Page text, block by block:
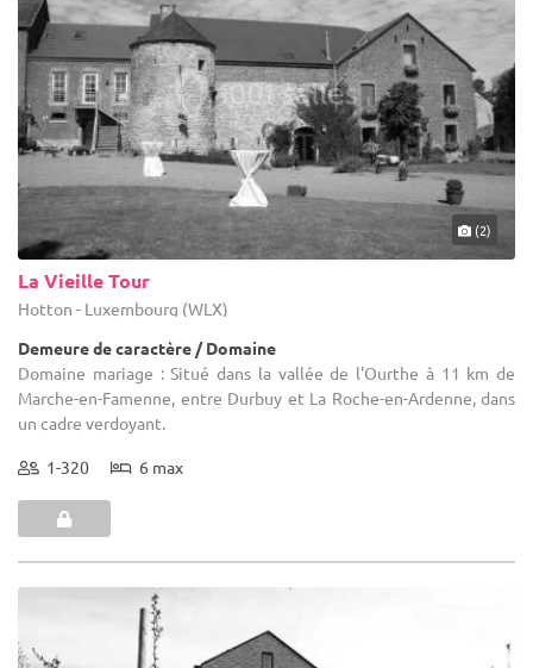
(2)
La Vieille Tour
Hotton - Luxembourg (WLX)
Demeure de caractère / Domaine
Domaine mariage : Situé dans la vallée de l'Ourthe à 11 km de
Marche-en-Famenne, entre Durbuy et La Roche-en-Ardenne, dans
un cadre verdoyant.
1-320 6 max